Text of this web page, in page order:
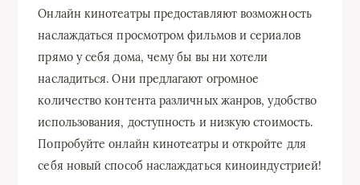
Онлайн кинотеатры предоставляют возможность
наслаждаться просмотром фильмов и сериалов
прямо у себя дома, чему бы вы ни хотели
насладиться. Они предлагают огромное
количество контента различных жанров, удобство
использования, доступность и низкую стоимость.
Попробуйте онлайн кинотеатры и откройте для
себя новый способ наслаждаться киноиндустрией!